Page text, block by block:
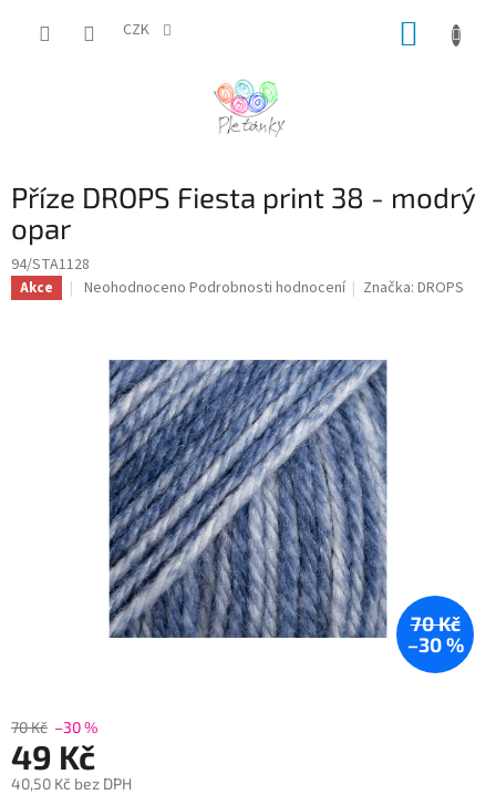
CZK
Příze DROPS Fiesta print 38 - modrý
opar
94/STA1128
Akce
Průměrné
hvězdiček.
Neohodnoceno Podrobnosti hodnocení Značka:DROPS
70 Kč
–30 %
70 Kč –30 %
49 Kč
40,50 Kč bez DPH